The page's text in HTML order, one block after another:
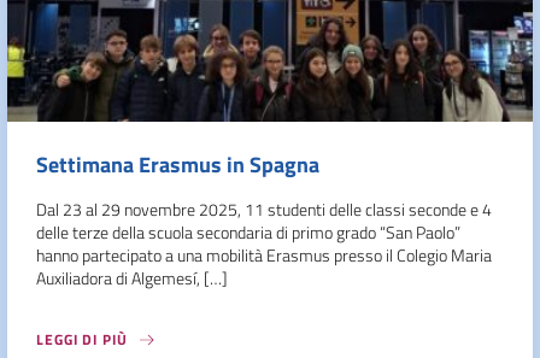
Settimana Erasmus in Spagna
Dal 23 al 29 novembre 2025, 11 studenti delle classi seconde e 4
delle terze della scuola secondaria di primo grado “San Paolo”
hanno partecipato a una mobilità Erasmus presso il Colegio Maria
Auxiliadora di Algemesí, […]
LEGGI DI PIÙ